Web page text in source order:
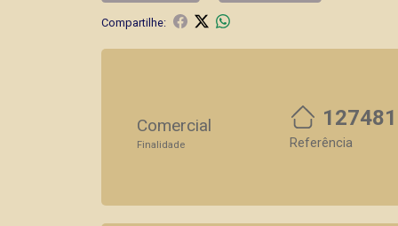
Compartilhe:
Comercial
Finalidade
127481
Referência